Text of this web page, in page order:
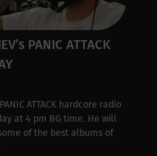
PANIC ATTACK
PANIC ATTACK hardcore radio
at 4 pm BG time. He will
of the best albums of